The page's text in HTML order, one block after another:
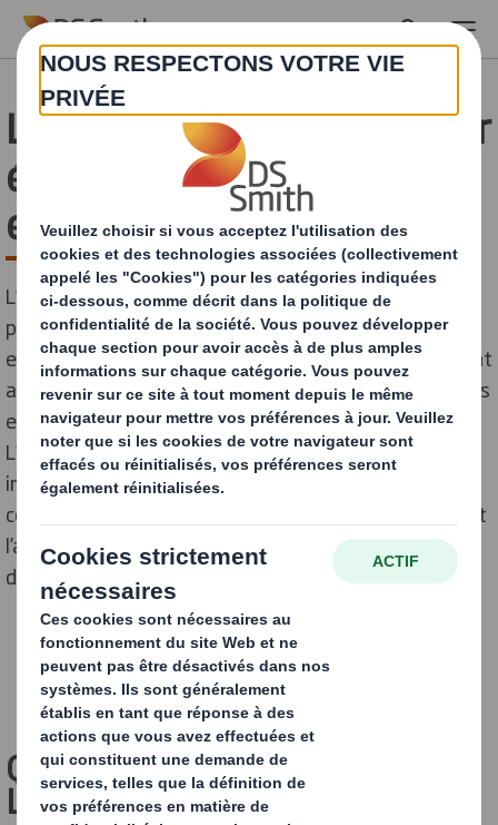
Skip to main content
Les bonnes pratiques pour
écoconcevoir vos
emballages
L’environnement est désormais au cœur des
préoccupations de nombreux consommateurs. Les
entreprises qui ne font aucun effort en ce sens risquent
ainsi de voir tôt ou tard leur chiffre d’affaires chuter. Les
emballages sont particulièrement concernés.
L’écoconception s’impose comme un concept
indispensable dans la gestion des emballages. En quoi
consiste cette méthode, pourquoi l’utiliser et comment
l’appliquer ? Nous vous expliquons tout ce que vous
devez savoir.
QU’EST-CE QUE
L’ÉCOCONCEPTION ?